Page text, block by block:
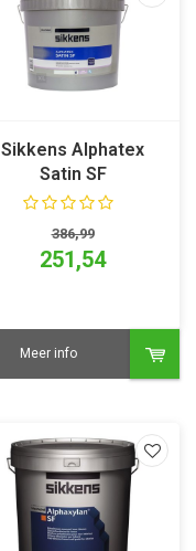
Sikkens Alphatex
Satin SF
386,99
251,54
Meer info